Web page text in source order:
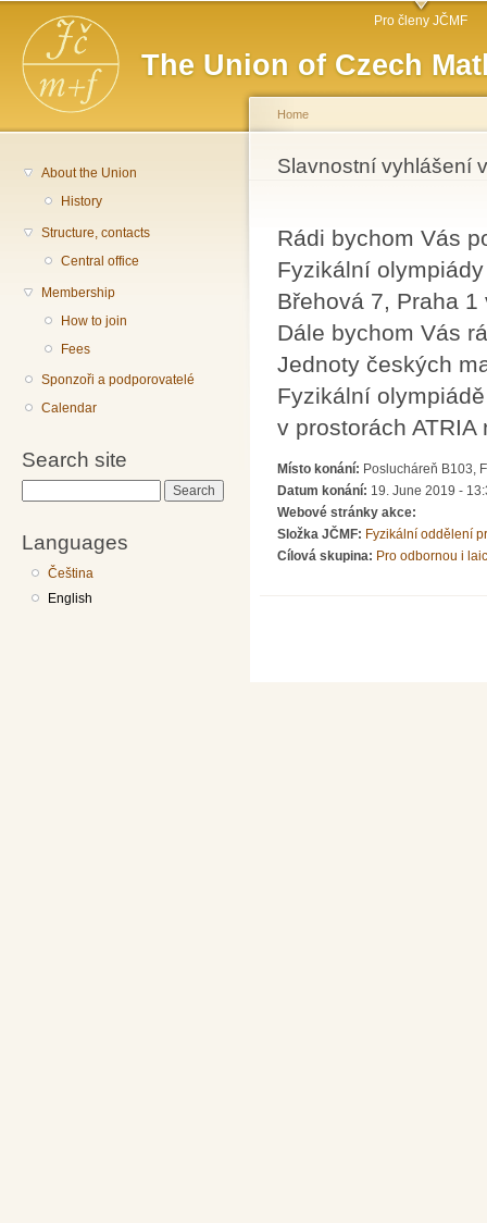
The Union of Czech
Main menu Pro členy JČMF
About the Union
History
Structure, contacts
Central office
Membership
How to join
Fees
Sponzoři a podporovatelé
Calendar
Search site
Languages
Čeština
English
You are here
Home
Slavnostní vyhlášení
Rádi bychom Vás
Fyzikální
Břehová 7, Praha
Dále bychom Vás
Jednoty českých
Fyzikální
v prostorách ATRIA
Místo konání: Poslucháreň B103,
Datum konání: 19. June 2019 -
Webové stránky akce:
Složka JČMF: Fyzikální oddělení
Cílová skupina: Pro odbornou i